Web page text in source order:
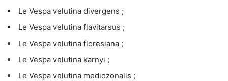
Le Vespa velutina divergens ;
Le Vespa velutina flavitarsus ;
Le Vespa velutina floresiana ;
Le Vespa velutina karnyi ;
Le Vespa velutina mediozonalis ;